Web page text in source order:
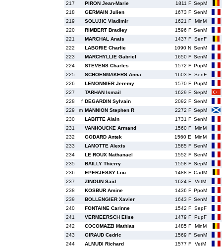
217
PIRON Jean-Marie 1811 F SepM
218
GERMAIN Julien 1673 F SenM
219
SOLUJIC Vladimir 1621 F
MinM
220
RIMBERT Bradley 1596 F SenM
221
MARCHAL Anais 1437 F SenF
222
LABORIE Charlie 1090 N SenM
223
MARCHYLLIE Gabriel 1650 F SenM
224
STEVENS Charles 1572 F PupM
225
SCHOENMAKERS Anna 1603 F SenF
226
LEMONNIER Jeremy 1570 F PupM
227
TARHAN Ismail 1629 F SepM
228
f DEGARDIN Sylvain 2092 F SenM
229
m MANNION Stephen R 2272 F SepM
230
LABITTE Alain 1731 F SenM
231
VANHOUCKE Armand 1560 F
MinM
232
GODARD Antek 1560 E
MinM
233
LAMOTTE Alexis 1585 F SenM
234
LE ROUX Nathanael 1552 F SenM
235
BAILLY Thierry 1558 F SepM
236
EPERJESSY Lou 1488 F CadM
237
ZINOUN Said 1624 F
VetM
238
KOSBUR Amine 1436 F PpoM
239
BOLLENGIER Xavier 1643 F SenM
240
FONTAINE Carinne 1542 F SepF
241
VERMEERSCH Elise 1479 F PupF
242
COCOMAZZI Mathias 1485 F
MinM
243
GIRAUD Cedric 1569 F SenM
244
ALMUDI Richard 1577 F
VetM